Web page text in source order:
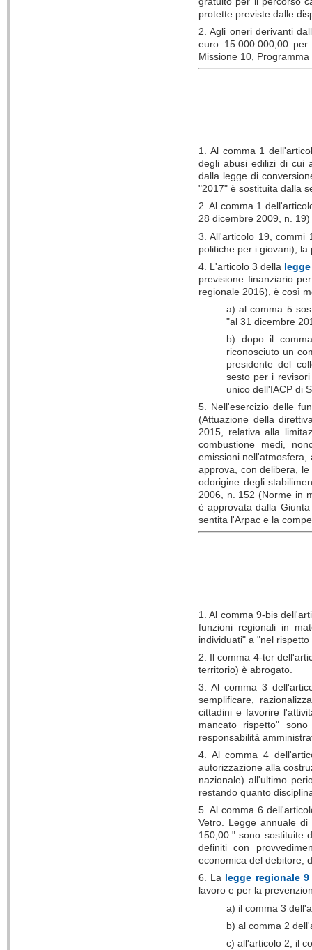
protette previste dalle
2. Agli oneri derivanti
euro 15.000.000,00
Missione 10,
1. Al comma 1
degli abusi edilizi di cui
dalla legge di
"2017" è sostituita dalla
2. Al comma 1
28 dicembre 2009, n.
3. All'articolo 19,
politiche per i giovani),
4. L'articolo 3 della
previsione finanziario
regionale 2016), è così
a) al comma 5
"al 31 dicembre
b) dopo il
riconosciuto un
presidente del
sesto per i
unico dell'IACP di
5. Nell'esercizio delle
(Attuazione della
2015, relativa alla
combustione medi,
emissioni
approva, con delibera,
odorigine degli
2006, n. 152 (Norme in
è approvata dalla
sentita l'Arpac e la
1. Al comma 9-bis
funzioni regionali in
individuati" a "nel
2. Il comma 4-ter
territorio) è abrogato.
3. Al comma 3
semplificare,
cittadini e favorire
mancato rispetto"
responsabilità
4. Al comma 4
autorizzazione alla
nazionale) all'ultimo
restando quanto
5. Al comma 6
Vetro. Legge annuale
150,00." sono sostituite
definiti con
economica del debitore,
6. La legge regionale
lavoro e per la
a) il comma 3
b) al comma 2
c) all'articolo 2, il